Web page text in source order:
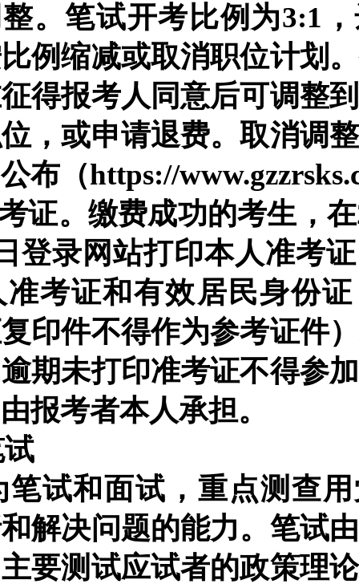
。笔试开考比例为3:1
例缩减或取消职位计划
得报考人同意后可调整
，或申请退费。取消调
布（https://
证。缴费成功的考生，在
登录网站打印本人准考
考证和有效居民身份
印件不得作为参考证件
期未打印准考证不得参
报考者本人承担。
笔试和面试，重点测查用
解决问题的能力。 笔试
要测试应试者的政策理